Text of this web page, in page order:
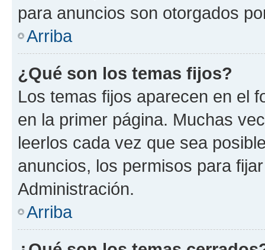
para anuncios son otorgados
Arriba
¿Qué son los temas fijos?
Los temas fijos aparecen en el
en la primer página. Muchas
leerlos cada vez que sea
anuncios, los permisos para
Administración.
Arriba